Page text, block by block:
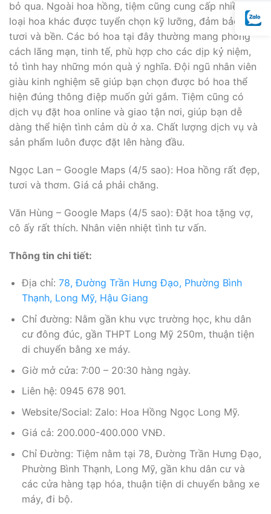
bỏ qua. Ngoài hoa hồng, tiệm cũng cung cấp nhiều
loại hoa khác được tuyển chọn kỹ lưỡng, đảm bảo độ
tươi và bền. Các bó hoa tại đây thường mang phong
cách lãng mạn, tinh tế, phù hợp cho các dịp kỷ niệm,
tỏ tình hay những món quà ý nghĩa. Đội ngũ nhân viên
giàu kinh nghiệm sẽ giúp bạn chọn được bó hoa thể
hiện đúng thông điệp muốn gửi gắm. Tiệm cũng có
dịch vụ đặt hoa online và giao tận nơi, giúp bạn dễ
dàng thể hiện tình cảm dù ở xa. Chất lượng dịch vụ và
sản phẩm luôn được đặt lên hàng đầu.
Ngọc Lan – Google Maps (4/5 sao): Hoa hồng rất đẹp,
tươi và thơm. Giá cả phải chăng.
Văn Hùng – Google Maps (4/5 sao): Đặt hoa tặng vợ,
cô ấy rất thích. Nhân viên nhiệt tình tư vấn.
Thông tin chi tiết:
Địa chỉ: 78, Đường Trần Hưng Đạo, Phường Bình
Thạnh, Long Mỹ, Hậu Giang
Chỉ đường: Nằm gần khu vực trường học, khu dân
cư đông đúc, gần THPT Long Mỹ 250m, thuận tiện
di chuyển bằng xe máy.
Giờ mở cửa: 7:00 – 20:30 hàng ngày.
Liên hệ: 0945 678 901.
Website/Social: Zalo: Hoa Hồng Ngọc Long Mỹ.
Giá cả: 200.000-400.000 VNĐ.
Chỉ Đường: Tiệm nằm tại 78, Đường Trần Hưng Đạo,
Phường Bình Thạnh, Long Mỹ, gần khu dân cư và
các cửa hàng tạp hóa, thuận tiện di chuyển bằng xe
máy, đi bộ.